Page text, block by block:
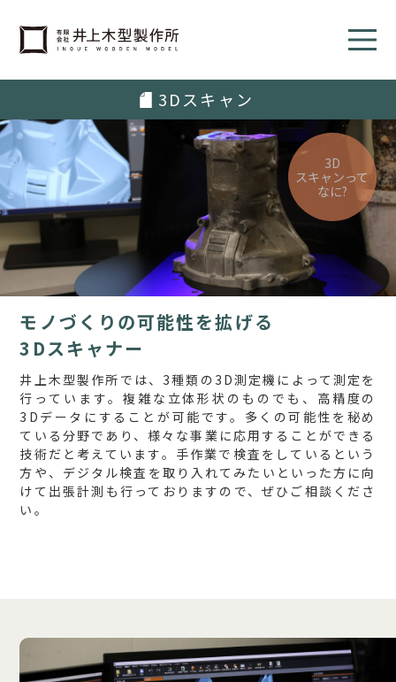
3Dスキャン
モノづくりの可能性を拡げる
3 Dスキャナー
井上木型製作所では、3種類の3D測定機によって測定を
行っています。複雑な立体形状のものでも、高精度の
3Dデータにすることが可能です。多くの可能性を秘め
ている分野であり、様々な事業に応用することができる
技術だと考えています。手作業で検査をしているという
方や、デジタル検査を取り入れてみたいといった方に向
けて出張計測も行っておりますので、ぜひご相談くださ
い。
3D
スキャンって
なに?